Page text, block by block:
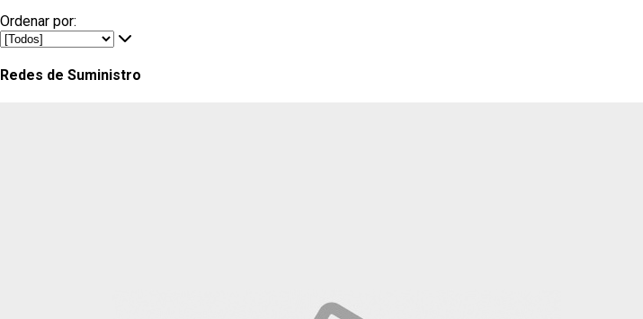
Ordenar por:
Redes de Suministro